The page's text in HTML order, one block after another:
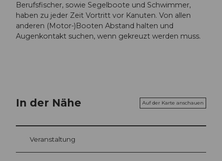
Berufsfischer, sowie Segelboote und Schwimmer,
haben zu jeder Zeit Vortritt vor Kanuten. Von allen
anderen (Motor-)Booten Abstand halten und
Augenkontakt suchen, wenn gekreuzt werden muss.
In der Nähe Auf der Karte anschauen
Veranstaltung